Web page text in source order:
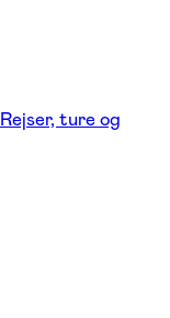
Rejser, ture og